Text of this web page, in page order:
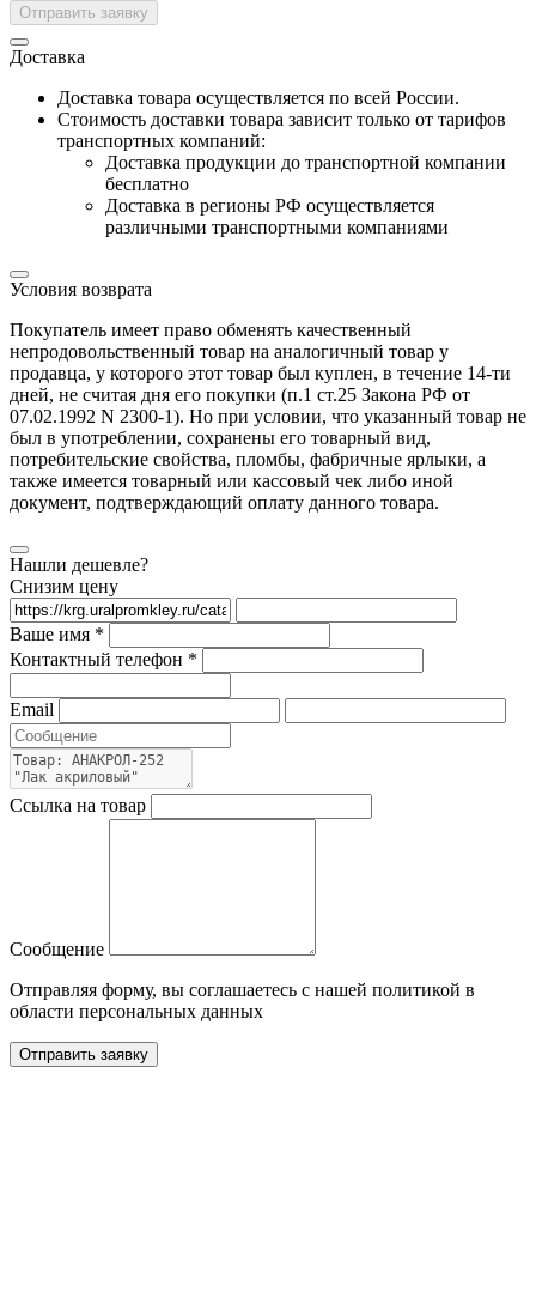
Отправить заявку
Доставка
Доставка товара осуществляется по всей России.
Cтоимость доставки товара зависит только от тарифов
транспортных компаний:
Доставка продукции до транспортной компании
бесплатно
Доставка в регионы РФ осуществляется
различными транспортными компаниями
Условия возврата
Покупатель имеет право обменять качественный
непродовольственный товар на аналогичный товар у
продавца, у которого этот товар был куплен, в течение 14-ти
дней, не считая дня его покупки (п.1 ст.25 Закона РФ от
07.02.1992 N 2300-1). Но при условии, что указанный товар не
был в употреблении, сохранены его товарный вид,
потребительские свойства, пломбы, фабричные ярлыки, а
также имеется товарный или кассовый чек либо иной
документ, подтверждающий оплату данного товара.
Нашли дешевле?
Снизим цену
Ваше имя *
Контактный телефон *
Email
Ссылка на товар
Сообщение
Отправляя форму, вы соглашаетесь с нашей политикой в
области персональных данных
Отправить заявку